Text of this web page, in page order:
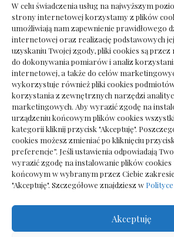
W celu świadczenia usług na najwyższym
strony internetowej korzystamy z plików
umożliwiają nam zapewnienie prawidłowego
internetowej oraz realizację podstawowych
uzyskaniu Twojej zgody, pliki cookies są
do dokonywania pomiarów i analiz
internetowej, a także do celów
wykorzystuje również pliki cookies
korzystania z zewnętrznych narzędzi
marketingowych. Aby wyrazić zgodę na
urządzeniu końcowym plików cookies
kategorii kliknij przycisk "Akceptuję".
cookies możesz zmieniać po kliknięciu
preferencje”. Jeśli ustawienia odpowiadają
wyrazić zgodę na instalowanie plików
końcowym w wybranym przez Ciebie
"Akceptuję". Szczegółowe znajdziesz w
Akceptuję
Deska podłogowa do
pośpiechu